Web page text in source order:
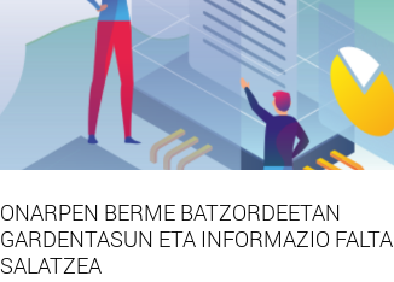
ONARPEN BERME BATZORDEETAN
GARDENTASUN ETA INFORMAZIO FALTA
SALATZEA